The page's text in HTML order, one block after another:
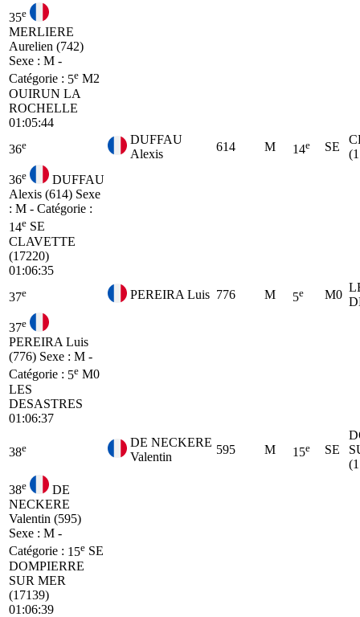
35e
MERLIERE
Aurelien (742)
Sexe : M -
Catégorie : 5e M2
OUIRUN LA
ROCHELLE
01:05:44
36e
DUFFAU
Alexis
614 M 14e SE
36e
DUFFAU
Alexis (614) Sexe
: M - Catégorie :
14e SE
CLAVETTE
(17220)
01:06:35
37e PEREIRA Luis 776 M 5e M0
37e
PEREIRA Luis
(776) Sexe : M -
Catégorie : 5e M0
LES
DESASTRES
01:06:37
38e
DE NECKERE
Valentin
595 M 15e SE
38e
DE
NECKERE
Valentin (595)
Sexe : M -
Catégorie : 15e SE
DOMPIERRE
SUR MER
(17139)
01:06:39